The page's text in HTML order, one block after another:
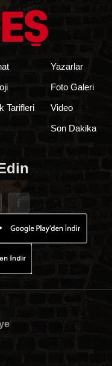
Tarifleri
Yazarlar
Foto Galeri
Video
Son Dakika